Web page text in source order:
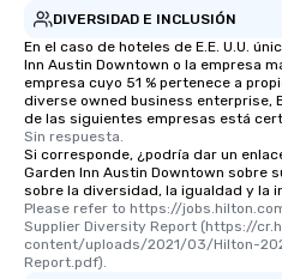
DIVERSIDAD E INCLUSIÓN
En el caso de hoteles de E.E. U.U.
Inn Austin Downtown o la empresa
empresa cuyo 51 % pertenece a
diverse owned business enterprise,
de las siguientes empresas está
Sin respuesta.
Si corresponde, ¿podría dar un
Garden Inn Austin Downtown sobre
sobre la diversidad, la igualdad y la
Please refer to https://
Supplier Diversity Report (https://
content/uploads/2021/03/Hilton-
Report.pdf).